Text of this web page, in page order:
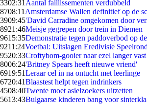
3302:31 Aantal faillissementen verdubbeld
8708:11 Amsterdamse Wallen definitief op de
3909:45'David Carradine omgekomen door
8921:46Meisje gegrepen door trein in Diemen
9615:35Demonstratie tegen paddoverbod op
9211:24Voetbal: Uitslagen Eredivisie
9520:33Croftybom-gooier naar ezel langer vast
8006:24'Britney Spears heeft nieuwe vriend'
6919:51Leraar cel in na ontucht met leerlinge
6720:41Blaastest helpt tegen indrinkers
4508:40Twente moet asielzoekers uitzetten
5613:43Bulgaarse kinderen bang voor